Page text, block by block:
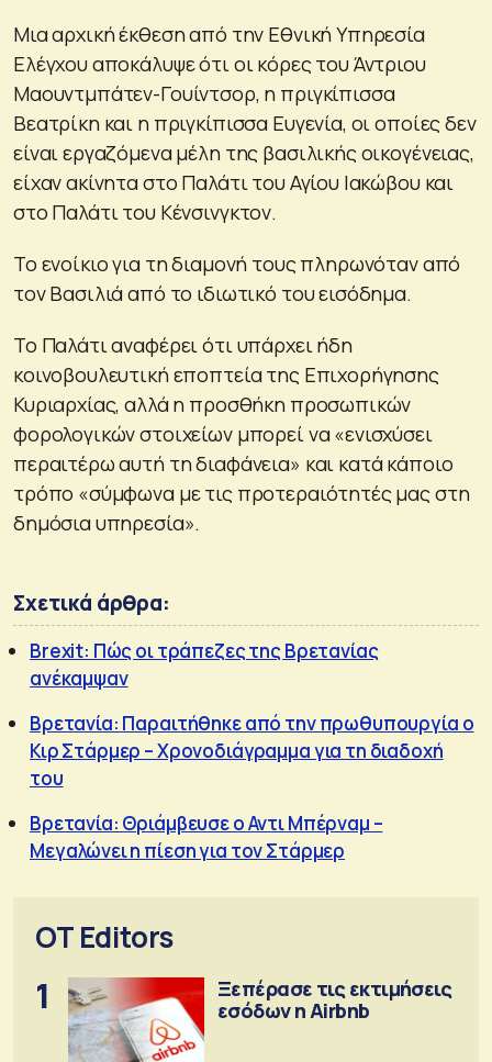
Μια αρχική έκθεση από την Εθνική Υπηρεσία
Ελέγχου αποκάλυψε ότι οι κόρες του Άντριου
Μαουντμπάτεν-Γουίντσορ, η πριγκίπισσα
Βεατρίκη και η πριγκίπισσα Ευγενία, οι οποίες δεν
είναι εργαζόμενα μέλη της βασιλικής οικογένειας,
είχαν ακίνητα στο Παλάτι του Αγίου Ιακώβου και
στο Παλάτι του Κένσινγκτον.
Το ενοίκιο για τη διαμονή τους πληρωνόταν από
τον Βασιλιά από το ιδιωτικό του εισόδημα.
Το Παλάτι αναφέρει ότι υπάρχει ήδη
κοινοβουλευτική εποπτεία της Επιχορήγησης
Κυριαρχίας, αλλά η προσθήκη προσωπικών
φορολογικών στοιχείων μπορεί να «ενισχύσει
περαιτέρω αυτή τη διαφάνεια» και κατά κάποιο
τρόπο «σύμφωνα με τις προτεραιότητές μας στη
δημόσια υπηρεσία».
Σχετικά άρθρα:
Brexit: Πώς οι τράπεζες της Βρετανίας
ανέκαμψαν
Βρετανία: Παραιτήθηκε από την πρωθυπουργία ο
Κιρ Στάρμερ – Χρονοδιάγραμμα για τη διαδοχή
του
Βρετανία: Θριάμβευσε ο Αντι Μπέρναμ –
Μεγαλώνει η πίεση για τον Στάρμερ
OT Editors
1
Ξεπέρασε τις εκτιμήσεις
εσόδων η Airbnb